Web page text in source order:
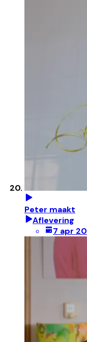
Peter maakt
Aflevering
7 apr 20